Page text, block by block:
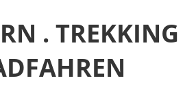
. TREKKING